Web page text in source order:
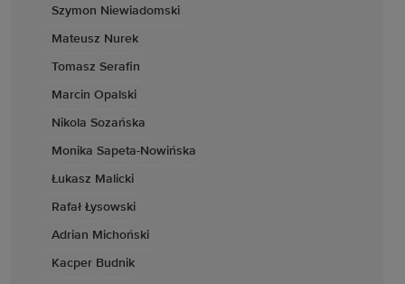
Szymon Niewiadomski
Mateusz Nurek
Tomasz Serafin
Marcin Opalski
Nikola Sozańska
Monika Sapeta-Nowińska
Łukasz Malicki
Rafał Łysowski
Adrian Michoński
Kacper Budnik